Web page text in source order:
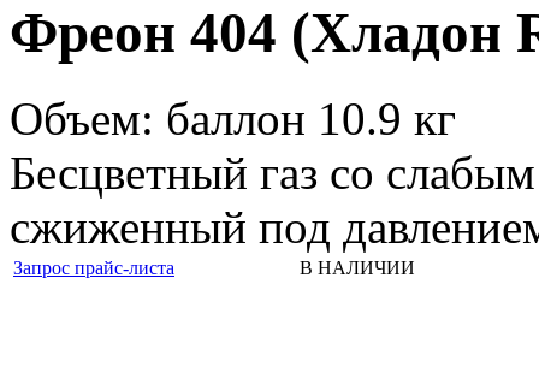
Фреон 404 (Хладон
Объем: баллон 10.9 кг
Бесцветный газ со
сжиженный под
Запрос прайс-листа В НАЛИЧИИ